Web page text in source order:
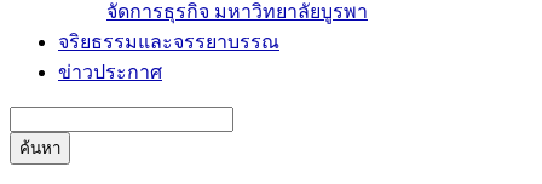
จัดการธุรกิจ มหาวิทยาลัยบูรพา
จริยธรรมและจรรยาบรรณ
ข่าวประกาศ
ค้นหา